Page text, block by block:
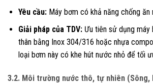
Yêu cầu:Máy bơm có khả năng chống ăn
Giải pháp của TDV:Ưu tiên sử dụng máy
thân bằng Inox 304/316 hoặc nhựa
loại bơm này có khe hút nước nhỏ để tối
3.2. Môi trường nước thô, tự nhiên (Sông,